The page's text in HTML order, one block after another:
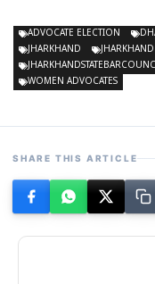
ADVOCATE ELECTION
JHARKHAND
WOMEN ADVOCATES
SHARE THIS ARTICLE